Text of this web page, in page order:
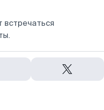
встречаться